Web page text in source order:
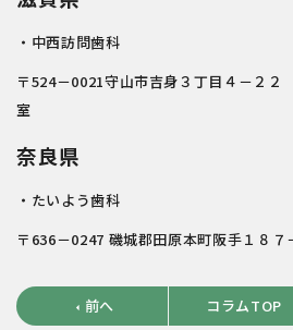
・中西訪問歯科
〒524－0021守山市吉身３丁目４－２
室
奈良県
・たいよう歯科
〒636－0247 磯城郡田原本町阪手１８７
arrow_left 前へ コラムTOP